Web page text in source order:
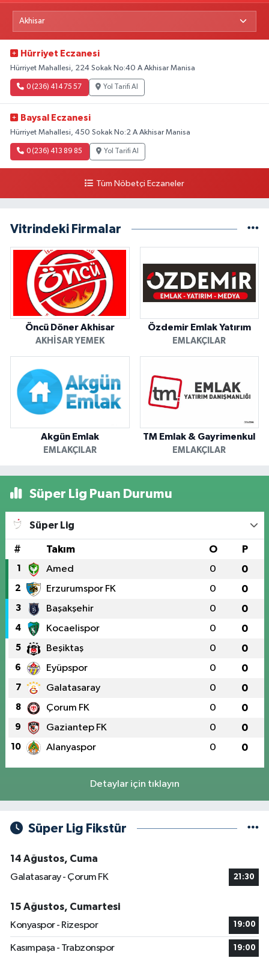
Hürriyet Eczanesi
Hürriyet Mahallesi, 224 Sokak No:40 A Akhisar Manisa
0 (236) 414 75 57 Yol Tarifi Al
Baysal Eczanesi
Hürriyet Mahallesi, 450 Sokak No:2 A Akhisar Manisa
0 (236) 413 89 85 Yol Tarifi Al
Tüm Nöbetçi Eczaneler
Vitrindeki Firmalar
Öncü Döner Akhisar
AKHISAR YEMEK
Özdemir Emlak Yatırım
EMLAKÇILAR
Akgün Emlak
EMLAKÇILAR
TM Emlak & Gayrimenkul
EMLAKÇILAR
Süper Lig Puan Durumu
Süper Lig
# Takım O P
1 Amed 0 0
2 Erzurumspor FK 0 0
3 Başakşehir 0 0
4 Kocaelispor 0 0
5 Beşiktaş 0 0
6 Eyüpspor 0 0
7 Galatasaray 0 0
8 Çorum FK 0 0
9 Gaziantep FK 0 0
10 Alanyaspor 0 0
Detaylar için tıklayın
Süper Lig Fikstür
14 Ağustos, Cuma
Galatasaray - Çorum FK
21:30
15 Ağustos, Cumartesi
Konyaspor - Rizespor
19:00
Kasımpaşa - Trabzonspor 19:00